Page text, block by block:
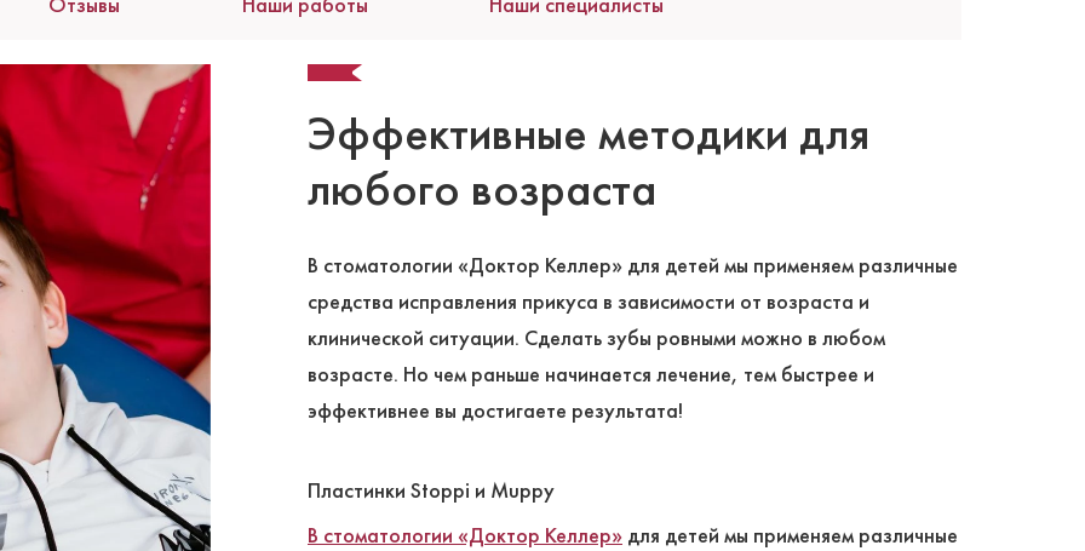
Эффективные методики для
любого возраста
В стоматологии «Доктор Келлер» для детей мы применяем различные
средства исправления прикуса в зависимости от возраста и
клинической ситуации. Сделать зубы ровными можно в любом
возрасте. Но чем раньше начинается лечение, тем быстрее и
эффективнее вы достигаете результата!
Пластинки Stoppi и Muppy
В стоматологии «Доктор Келлер» для детей мы применяем различные